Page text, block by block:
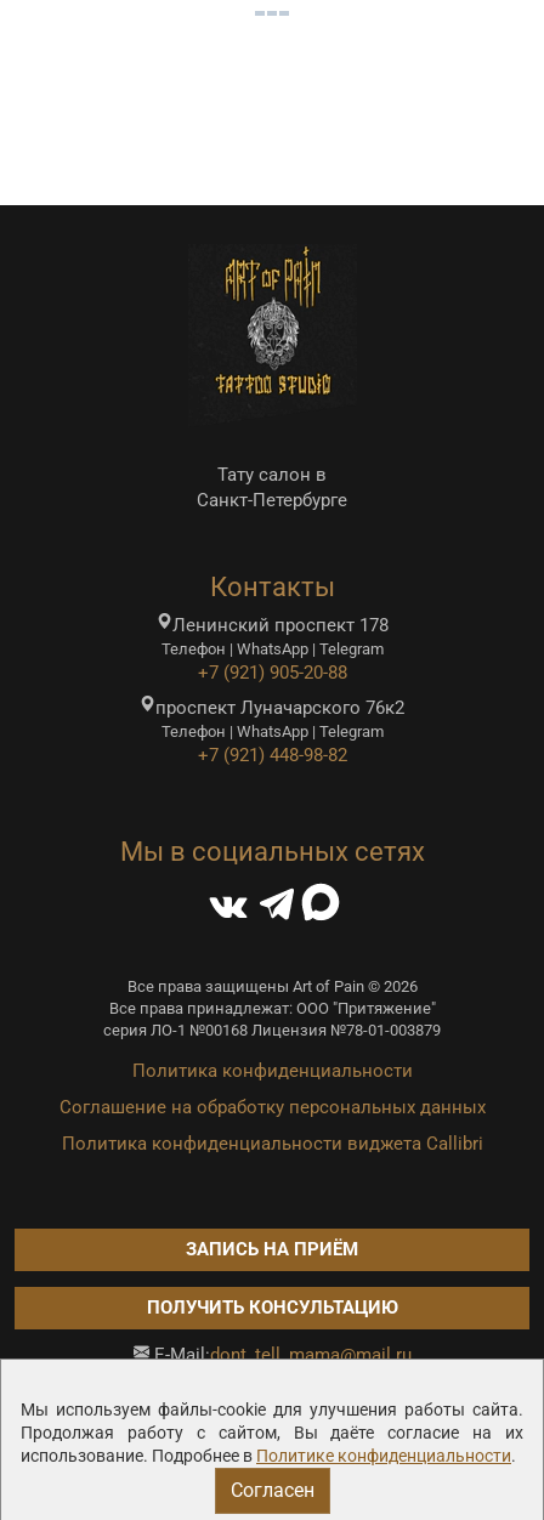
Мы используем файлы-cookie для улучшения работы сайта.
Продолжая работу с сайтом, Вы даёте согласие на их
использование. Подробнее в Политике конфиденциальности.
Согласен
Тату салон в
Санкт-Петербурге
Контакты
Ленинский проспект 178
Телефон | WhatsApp | Telegram
+7 (921) 905-20-88
проспект Луначарского 76к2
Телефон | WhatsApp | Telegram
+7 (921) 448-98-82
Мы в социальных сетях
Все права защищены Art of Pain © 2026
Все права принадлежат: ООО "Притяжение"
серия ЛО-1 №00168 Лицензия №78-01-003879
Политика конфиденциальности
Соглашение на обработку персональных данных
Политика конфиденциальности виджета Callibri
ЗАПИСЬ НА ПРИЁМ
ПОЛУЧИТЬ КОНСУЛЬТАЦИЮ
E-Mail:dont_tell_mama@mail.ru